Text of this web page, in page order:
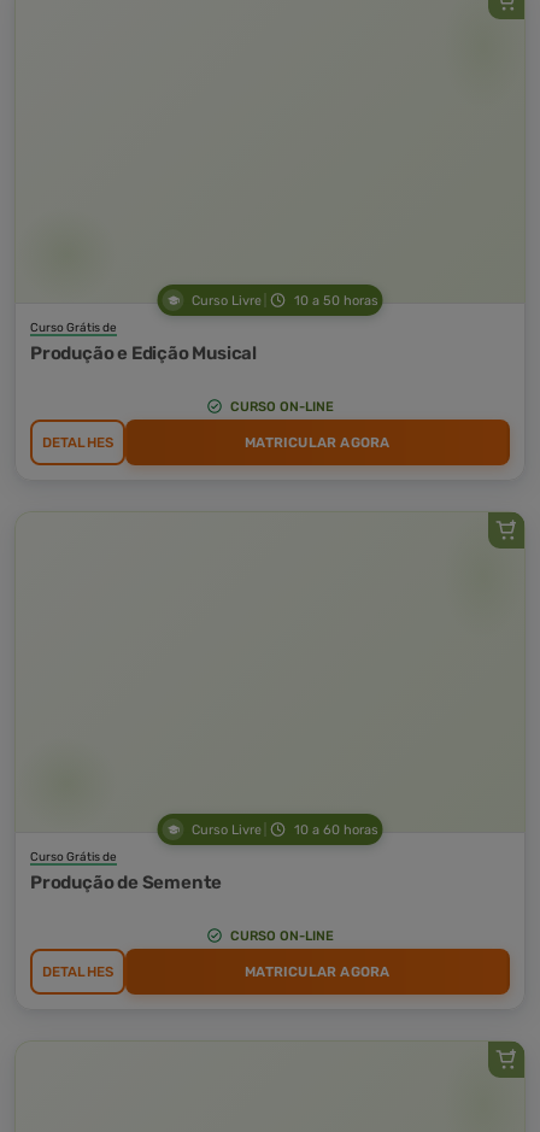
Curso Livre 10 a 50 horas
Curso Grátis de
Produção e Edição Musical
CURSO ON-LINE
DETALHES MATRICULAR AGORA
Curso Livre 10 a 60 horas
Curso Grátis de
Produção de Semente
CURSO ON-LINE
DETALHES MATRICULAR AGORA